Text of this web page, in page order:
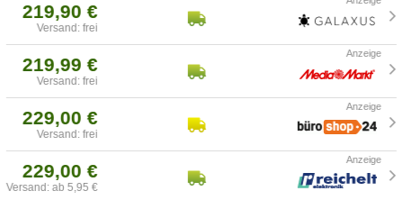
219,90 €
Versand: frei
219,99 €
Versand: frei
229,00 €
Versand: frei
229,00 €
Versand: ab 5,95 €